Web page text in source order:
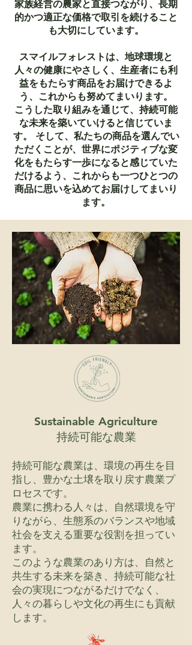
家族経営の農家と直接つながり、長期
的かつ適正な価格で取引を続けること
も大切にしています。
スマイルフォレストは、地球環境と
人々の健康にやさしく、生産者にも利
益をもたらす商品をお届けできるよ
う、これからも努めてまいります。
こうした取り組みを通じて、持続可能
な未来を築いていけると信じていま
す。 そして、私たちの商品を選んでい
ただくことが、世界にポジティブな変
化をもたらす一歩になると感じていた
だけるよう、これからも一つひとつの
商品に思いを込めてお届けしてまいり
ます。
Sustainable Agriculture
持続可能な農業
持続可能な農業は、環境の再生を目
指し、豊かな土壌を取り戻す農業プ
ロセスです。
農業に携わる人々は、自然環境を守
りながら、生態系のバランスや地域
社会を支える重要な役割を担ってい
ます。
このような農業のあり方は、自然と
共生する未来を築き、持続可能な社
会の実現につながるだけでなく、
人々の暮らしや文化の再生にも貢献
します。